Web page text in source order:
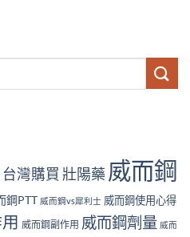
台灣購買 壯陽藥 威而鋼
鋼PTT 威而鋼vs犀利士 威而鋼使用心得
威而鋼副作用 威而鋼劑量 威而